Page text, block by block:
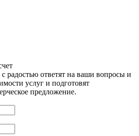
радостью ответят на ваши вопросы и
услуг и подготовят
предложение.